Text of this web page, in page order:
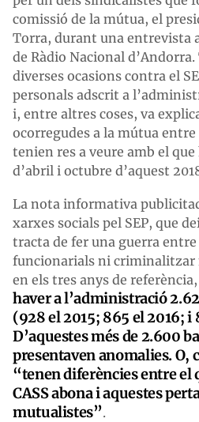
comissió de la mútua, el
Torra, durant una entrevista
de Ràdio Nacional
diverses ocasions contra el
personals adscrit a
i, entre altres coses, va
ocorregudes a la mútua entre
tenien res a veure amb el que
d’abril i octubre d’aquest
La nota informativa
xarxes socials pel SEP, que
tracta de fer una guerra entre
funcionarials ni criminalitzar
en els tres anys de
haver a l’administració
(928 el 2015; 865 el 2016; i
D’aquestes més de 2.600
presentaven anomalies. O,
“tenen diferències entre el
CASS abona i aquestes
mutualistes”.